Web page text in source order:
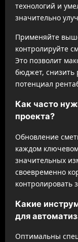
технологий и
значительно
Применяйте
контролируйте
Это позволит
бюджет, снизить
потенциал
Как часто
проекта?
Обновление
каждом
значительных
своевременно
контролировать
Какие
для
Оптимальны